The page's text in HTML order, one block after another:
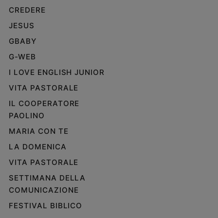
e
Bioetica
Riflessioni
Video
Podcast
CREDERE
JESUS
GBABY
G-WEB
I LOVE ENGLISH JUNIOR
VITA PASTORALE
IL COOPERATORE
PAOLINO
MARIA CON TE
LA DOMENICA
VITA PASTORALE
SETTIMANA DELLA
COMUNICAZIONE
FESTIVAL BIBLICO